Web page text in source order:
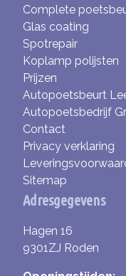
Complete
Glas coating
Spotrepair
Koplamp polijsten
Prijzen
Autopoetsbeurt
Autopoetsbedrijf
Contact
Privacy verklaring
Sitemap
Adresgegevens
Hagen 16
9301ZJ Roden